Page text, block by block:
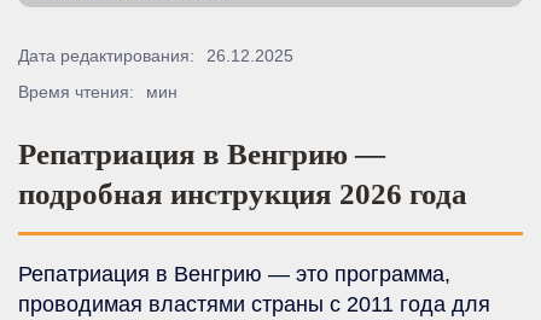
Дата редактирования:
26.12.2025
Время чтения:
мин
Репатриация в Венгрию —
подробная инструкция 2026 года
Репатриация в Венгрию — это программа,
проводимая властями страны с 2011 года для